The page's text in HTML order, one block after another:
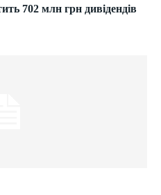
702 млн грн дивідендів